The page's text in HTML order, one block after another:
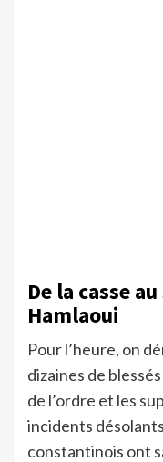
De la casse
Hamlaoui
Pour l’heure, on
dizaines de
de l’ordre et les
incidents
constantinois ont